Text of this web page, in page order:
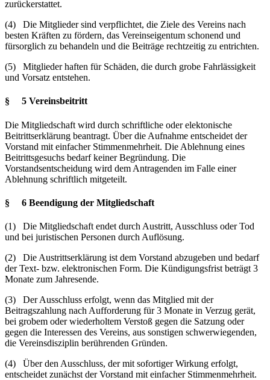
zurückerstattet.
(4) Die Mitglieder sind verpflichtet, die Ziele des Vereins nach
besten Kräften zu fördern, das Vereinseigentum schonend und
fürsorglich zu behandeln und die Beiträge rechtzeitig zu entrichten.
(5) Mitglieder haften für Schäden, die durch grobe Fahrlässigkeit
und Vorsatz entstehen.
§ 5 Vereinsbeitritt
Die Mitgliedschaft wird durch schriftliche oder elektonische
Beitrittserklärung beantragt. Über die Aufnahme entscheidet der
Vorstand mit einfacher Stimmenmehrheit. Die Ablehnung eines
Beitrittsgesuchs bedarf keiner Begründung. Die
Vorstandsentscheidung wird dem Antragenden im Falle einer
Ablehnung schriftlich mitgeteilt.
§ 6 Beendigung der Mitgliedschaft
(1) Die Mitgliedschaft endet durch Austritt, Ausschluss oder Tod
und bei juristischen Personen durch Auflösung.
(2) Die Austrittserklärung ist dem Vorstand abzugeben und bedarf
der Text- bzw. elektronischen Form. Die Kündigungsfrist beträgt 3
Monate zum Jahresende.
(3) Der Ausschluss erfolgt, wenn das Mitglied mit der
Beitragszahlung nach Aufforderung für 3 Monate in Verzug gerät,
bei grobem oder wiederholtem Verstoß gegen die Satzung oder
gegen die Interessen des Vereins, aus sonstigen schwerwiegenden,
die Vereinsdisziplin berührenden Gründen.
(4) Über den Ausschluss, der mit sofortiger Wirkung erfolgt,
entscheidet zunächst der Vorstand mit einfacher Stimmenmehrheit.